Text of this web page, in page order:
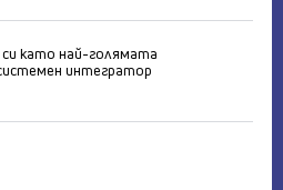
като най-голямата
интегратор